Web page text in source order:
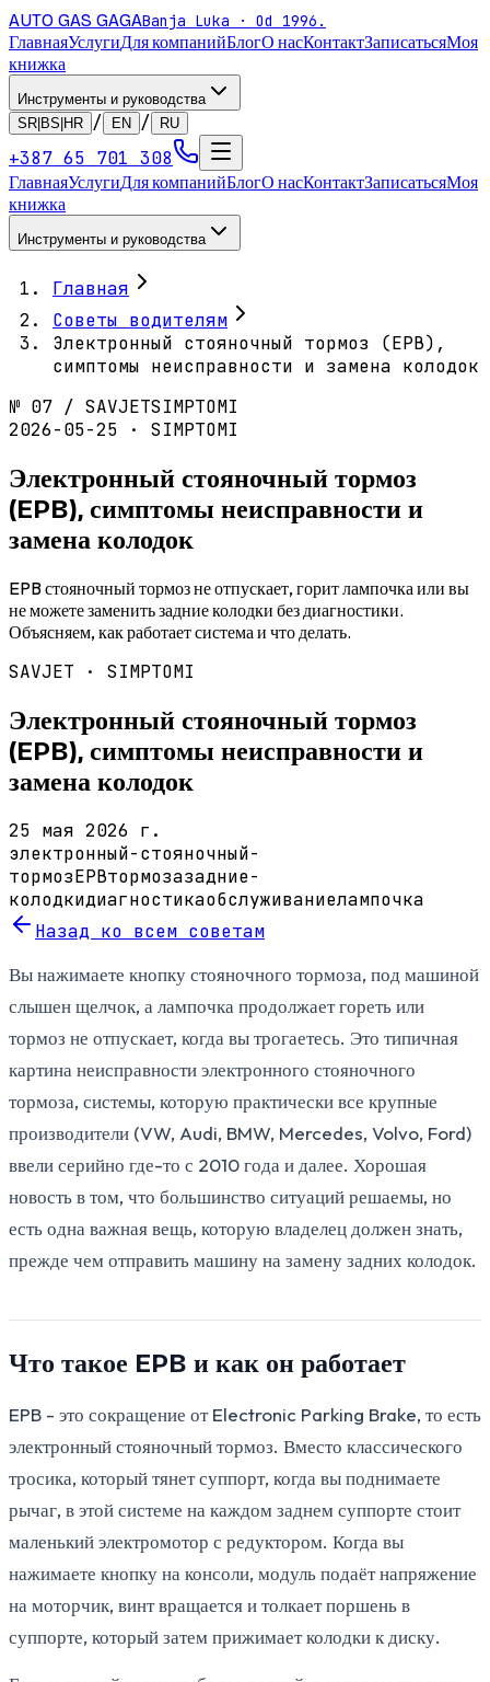
AUTO GAS GAGABanja Luka · Od 1996.
ГлавнаяУслугиДля компанийБлогО насКонтактЗаписатьсяМоя
книжка
Инструменты и руководства
SR|BS|HR
/ EN / RU
+387 65 701 308
ГлавнаяУслугиДля компанийБлогО насКонтактЗаписатьсяМоя
книжка
Инструменты и руководства
Главная
Советы водителям
Электронный стояночный тормоз (EPB),
симптомы неисправности и замена колодок
№ 07 / SAVJETSIMPTOMI
2026-05-25 · SIMPTOMI
Электронный стояночный тормоз
(EPB), симптомы неисправности и
замена колодок
EPB стояночный тормоз не отпускает, горит лампочка или вы
не можете заменить задние колодки без диагностики.
Объясняем, как работает система и что делать.
SAVJET · SIMPTOMI
Электронный стояночный тормоз
(EPB), симптомы неисправности и
замена колодок
25 мая 2026 г.
электронный-стояночный-
тормозEPBтормозазадние-
колодкидиагностикаобслуживаниелампочка
Назад ко всем советам
Вы нажимаете кнопку стояночного тормоза, под машиной
слышен щелчок, а лампочка продолжает гореть или
тормоз не отпускает, когда вы трогаетесь. Это типичная
картина неисправности электронного стояночного
тормоза, системы, которую практически все крупные
производители (VW, Audi, BMW, Mercedes, Volvo, Ford)
ввели серийно где-то с 2010 года и далее. Хорошая
новость в том, что большинство ситуаций решаемы, но
есть одна важная вещь, которую владелец должен знать,
прежде чем отправить машину на замену задних колодок.
Что такое EPB и как он работает
EPB - это сокращение от Electronic Parking Brake, то есть
электронный стояночный тормоз. Вместо классического
тросика, который тянет суппорт, когда вы поднимаете
рычаг, в этой системе на каждом заднем суппорте стоит
маленький электромотор с редуктором. Когда вы
нажимаете кнопку на консоли, модуль подаёт напряжение
на моторчик, винт вращается и толкает поршень в
суппорте, который затем прижимает колодки к диску.